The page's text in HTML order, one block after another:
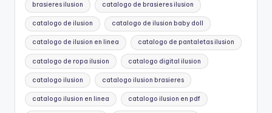
brasieres ilusion catalogo de brasieres ilusion
catalogo de ilusion catalogo de ilusion baby doll
catalogo de ilusion en linea catalogo de pantaletas ilusion
catalogo de ropa ilusion catalogo digital ilusion
catalogo ilusion catalogo ilusion brasieres
catalogo ilusion en linea catalogo ilusion en pdf